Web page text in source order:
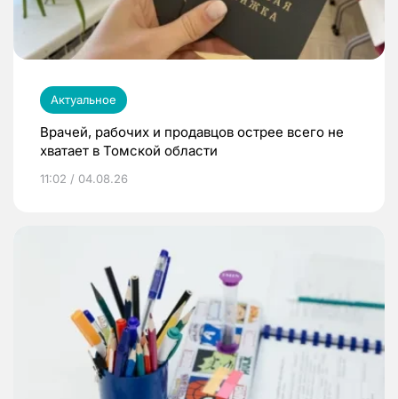
Актуальное
Врачей, рабочих и продавцов острее всего не
хватает в Томской области
11:02 / 04.08.26